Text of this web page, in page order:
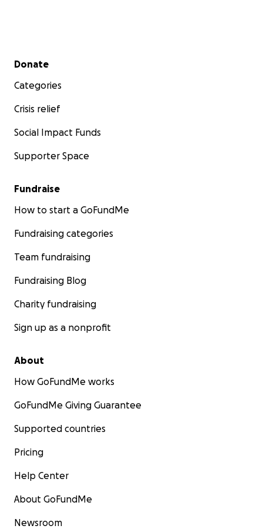
Secondary menu
Donate
Categories
Crisis relief
Social Impact Funds
Supporter Space
Fundraise
How to start a GoFundMe
Fundraising categories
Team fundraising
Fundraising Blog
Charity fundraising
Sign up as a nonprofit
About
How GoFundMe works
GoFundMe Giving Guarantee
Supported countries
Pricing
Help Center
About GoFundMe
Newsroom